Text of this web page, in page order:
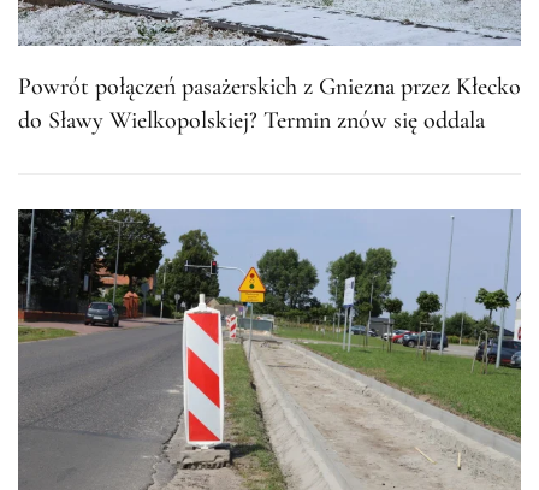
Powrót połączeń pasażerskich z Gniezna przez Kłecko
do Sławy Wielkopolskiej? Termin znów się oddala